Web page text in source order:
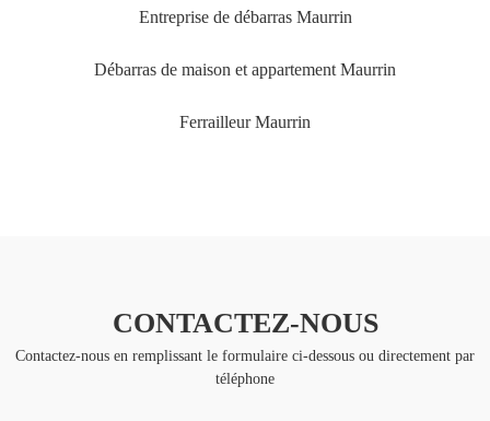
Entreprise de débarras Maurrin
Débarras de maison et appartement Maurrin
Ferrailleur Maurrin
CONTACTEZ-NOUS
Contactez-nous en remplissant le formulaire ci-dessous ou directement par
téléphone